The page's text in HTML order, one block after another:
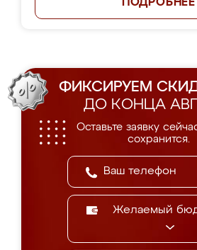
ПОДРОБНЕЕ
ФИКСИРУЕМ
ДО КОНЦА
Оставьте заявку
сохранится.
Желаемый